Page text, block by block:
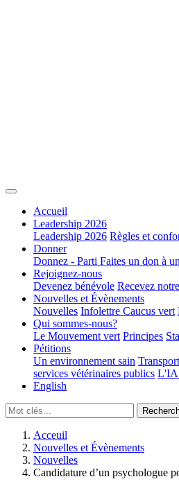
Accueil
Leadership 2026
Leadership 2026 Règles et
Donner
Donnez - Parti Faites un don à
Rejoignez-nous
Devenez bénévole Recevez
Nouvelles et Évènements
Nouvelles Infolettre Caucus vert
Qui sommes-nous?
Le Mouvement vert Principes
Pétitions
Un environnement sain
services vétérinaires publics L'IA
English
Acceuil
Nouvelles et Évènements
Nouvelles
Candidature d’un psychologue